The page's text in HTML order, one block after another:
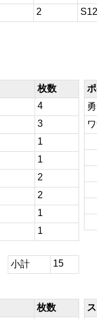
2
枚数
4
3
1
1
2
2
1
1
小計 15
枚数